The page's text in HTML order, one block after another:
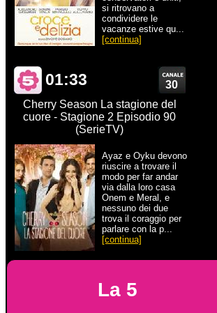
si ritrovano a
condividere le
vacanze estive qu...
[continua]
01:33
30
Cherry Season La stagione del
cuore - Stagione 2 Episodio 90
(SerieTV)
Ayaz e Oyku devono
riuscire a trovare il
modo per far andar
via dalla loro casa
Onem e Meral, e
nessuno dei due
trova il coraggio per
parlare con la p...
[continua]
La 5